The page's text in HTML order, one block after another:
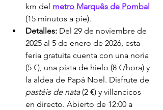
km del metro Marquês de Pombal
(15 minutos a pie).
Detalles: Del 29 de noviembre de
2025 al 5 de enero de 2026, esta
feria gratuita cuenta con una noria
(5 €), una pista de hielo (8 €/hora) y
la aldea de Papá Noel. Disfrute de
pastéis de nata (2 €) y villancicos
en directo. Abierto de 12:00 a